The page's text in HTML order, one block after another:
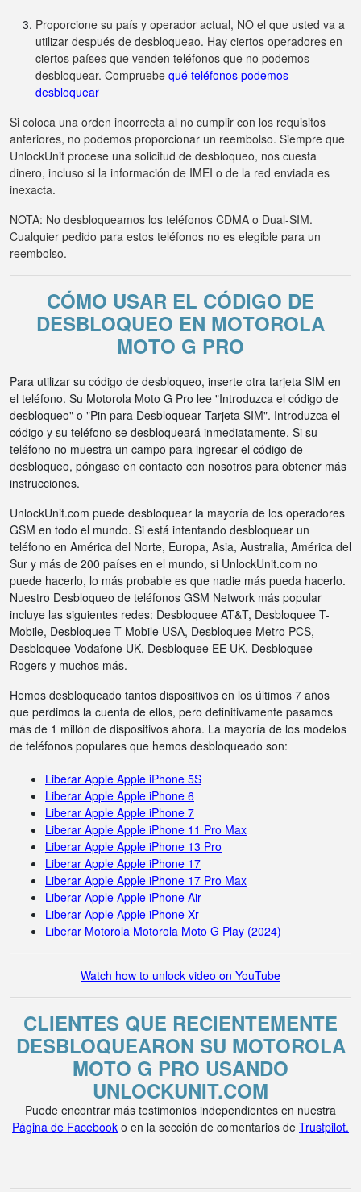
Proporcione su país y operador actual, NO el que usted va a
utilizar después de desbloqueao. Hay ciertos operadores en
ciertos países que venden teléfonos que no podemos
desbloquear. Compruebe qué teléfonos podemos
desbloquear
Si coloca una orden incorrecta al no cumplir con los requisitos
anteriores, no podemos proporcionar un reembolso. Siempre que
UnlockUnit procese una solicitud de desbloqueo, nos cuesta
dinero, incluso si la información de IMEI o de la red enviada es
inexacta.
NOTA: No desbloqueamos los teléfonos CDMA o Dual-SIM.
Cualquier pedido para estos teléfonos no es elegible para un
reembolso.
CÓMO USAR EL CÓDIGO DE
DESBLOQUEO EN MOTOROLA
MOTO G PRO
Para utilizar su código de desbloqueo, inserte otra tarjeta SIM en
el teléfono. Su Motorola Moto G Pro lee "Introduzca el código de
desbloqueo" o "Pin para Desbloquear Tarjeta SIM". Introduzca el
código y su teléfono se desbloqueará inmediatamente. Si su
teléfono no muestra un campo para ingresar el código de
desbloqueo, póngase en contacto con nosotros para obtener más
instrucciones.
UnlockUnit.com puede desbloquear la mayoría de los operadores
GSM en todo el mundo. Si está intentando desbloquear un
teléfono en América del Norte, Europa, Asia, Australia, América del
Sur y más de 200 países en el mundo, si UnlockUnit.com no
puede hacerlo, lo más probable es que nadie más pueda hacerlo.
Nuestro Desbloqueo de teléfonos GSM Network más popular
incluye las siguientes redes: Desbloquee AT&T, Desbloquee T-
Mobile, Desbloquee T-Mobile USA, Desbloquee Metro PCS,
Desbloquee Vodafone UK, Desbloquee EE UK, Desbloquee
Rogers y muchos más.
Hemos desbloqueado tantos dispositivos en los últimos 7 años
que perdimos la cuenta de ellos, pero definitivamente pasamos
más de 1 millón de dispositivos ahora. La mayoría de los modelos
de teléfonos populares que hemos desbloqueado son:
Liberar Apple Apple iPhone 5S
Liberar Apple Apple iPhone 6
Liberar Apple Apple iPhone 7
Liberar Apple Apple iPhone 11 Pro Max
Liberar Apple Apple iPhone 13 Pro
Liberar Apple Apple iPhone 17
Liberar Apple Apple iPhone 17 Pro Max
Liberar Apple Apple iPhone Air
Liberar Apple Apple iPhone Xr
Liberar Motorola Motorola Moto G Play (2024)
Watch how to unlock video on YouTube
CLIENTES QUE RECIENTEMENTE
DESBLOQUEARON SU MOTOROLA
MOTO G PRO USANDO
UNLOCKUNIT.COM
Puede encontrar más testimonios independientes en nuestra
Página de Facebook o en la sección de comentarios de Trustpilot.